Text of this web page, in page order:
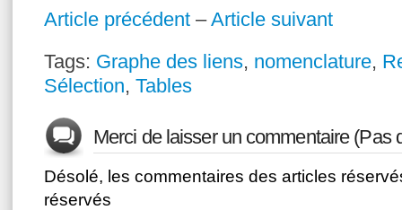
Article précédent –Article suivant
Tags: Graphe des liens, nomenclature,
Sélection, Tables
Merci de laisser un commentaire (Pas
Désolé, les commentaires des articles
réservés